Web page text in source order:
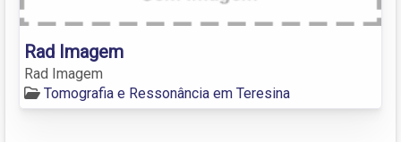
Rad Imagem
Rad Imagem
Tomografia e Ressonância em Teresina